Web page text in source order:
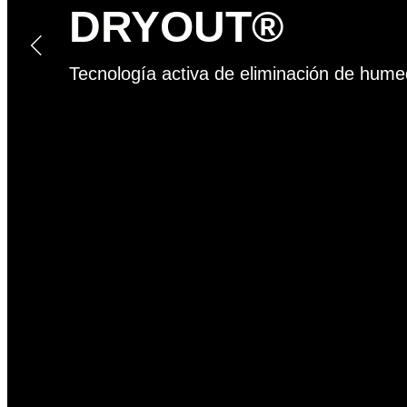
DRYOUT®
Tecnología activa de eliminación de